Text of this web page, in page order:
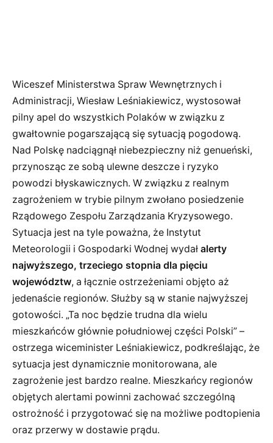
Wiceszef Ministerstwa Spraw Wewnętrznych i
Administracji, Wiesław Leśniakiewicz, wystosował
pilny apel do wszystkich Polaków w związku z
gwałtownie pogarszającą się sytuacją pogodową.
Nad Polskę nadciągnął niebezpieczny niż genueński,
przynosząc ze sobą ulewne deszcze i ryzyko
powodzi błyskawicznych. W związku z realnym
zagrożeniem w trybie pilnym zwołano posiedzenie
Rządowego Zespołu Zarządzania Kryzysowego.
Sytuacja jest na tyle poważna, że Instytut
Meteorologii i Gospodarki Wodnej wydał alerty
najwyższego, trzeciego stopnia dla pięciu
województw, a łącznie ostrzeżeniami objęto aż
jedenaście regionów. Służby są w stanie najwyższej
gotowości. „Ta noc będzie trudna dla wielu
mieszkańców głównie południowej części Polski” –
ostrzega wiceminister Leśniakiewicz, podkreślając, że
sytuacja jest dynamicznie monitorowana, ale
zagrożenie jest bardzo realne. Mieszkańcy regionów
objętych alertami powinni zachować szczególną
ostrożność i przygotować się na możliwe podtopienia
oraz przerwy w dostawie prądu.